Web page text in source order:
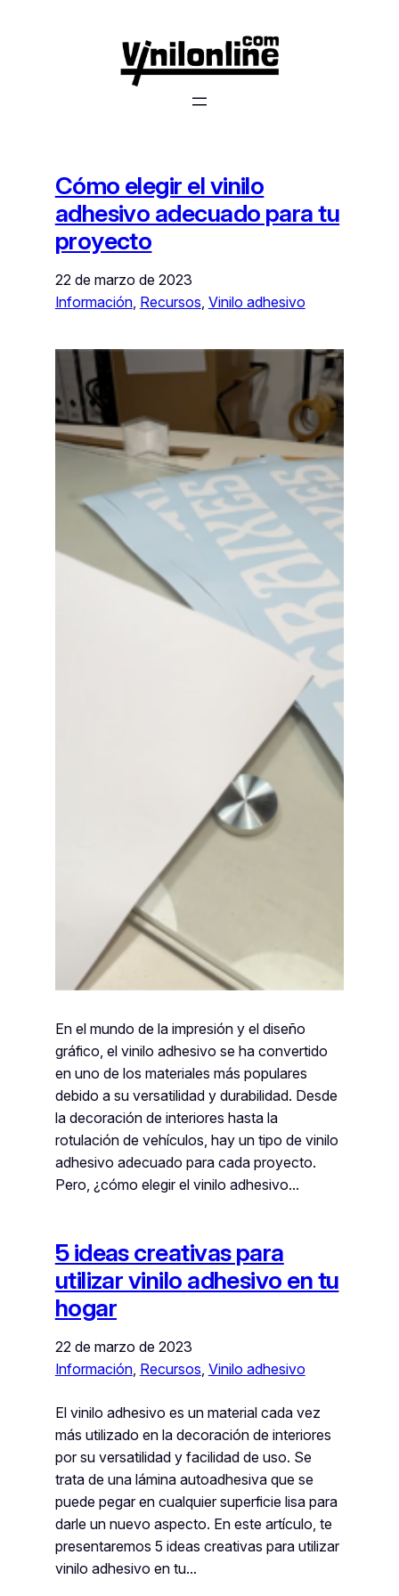
Cómo elegir el vinilo
adhesivo adecuado para tu
proyecto
22 de marzo de 2023
Información, Recursos Vinilo adhesivo
En el mundo de la impresión y el diseño
gráfico, el vinilo adhesivo se ha convertido
en uno de los materiales más populares
debido a su versatilidad y durabilidad. Desde
la decoración de interiores hasta la
rotulación de vehículos, hay un tipo de vinilo
adhesivo adecuado para cada proyecto.
Pero, ¿cómo elegir el vinilo adhesivo…
5 ideas creativas para
utilizar vinilo adhesivo en tu
hogar
22 de marzo de 2023
Información, Recursos Vinilo adhesivo
El vinilo adhesivo es un material cada vez
más utilizado en la decoración de interiores
por su versatilidad y facilidad de uso. Se
trata de una lámina autoadhesiva que se
puede pegar en cualquier superficie lisa para
darle un nuevo aspecto. En este artículo, te
presentaremos 5 ideas creativas para utilizar
vinilo adhesivo en tu…